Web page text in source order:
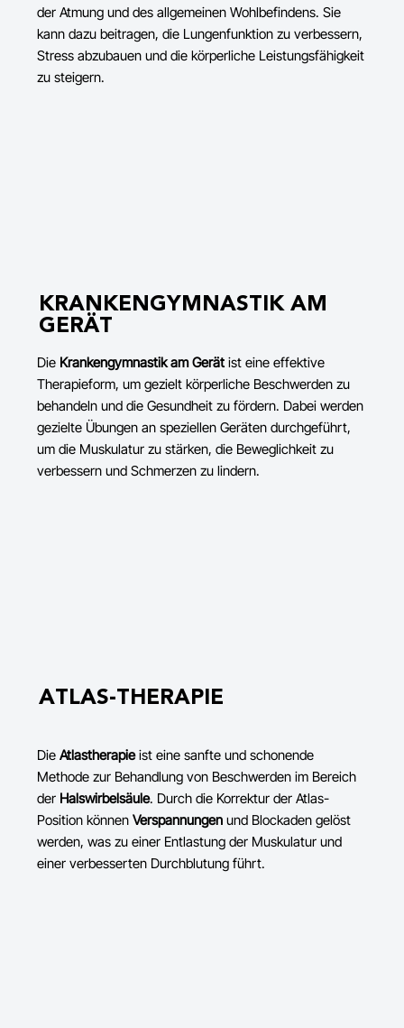
der Atmung und des allgemeinen Wohlbefindens. Sie
kann dazu beitragen, die Lungenfunktion zu verbessern,
Stress abzubauen und die körperliche Leistungsfähigkeit
zu steigern.
Die Krankengymnastik am Gerät ist eine effektive
Therapieform, um gezielt körperliche Beschwerden zu
behandeln und die Gesundheit zu fördern. Dabei werden
gezielte Übungen an speziellen Geräten durchgeführt,
um die Muskulatur zu stärken, die Beweglichkeit zu
verbessern und Schmerzen zu lindern.
KRANKENGYMNASTIK AM
GERÄT
Die Atlastherapieist eine sanfte und schonende
Methode zur Behandlung von Beschwerden im Bereich
der Halswirbelsäule. Durch die Korrektur der Atlas-
Position können Verspannungen und Blockaden gelöst
werden, was zu einer Entlastung der Muskulatur und
einer verbesserten Durchblutung führt.
ATLAS-THERAPIE